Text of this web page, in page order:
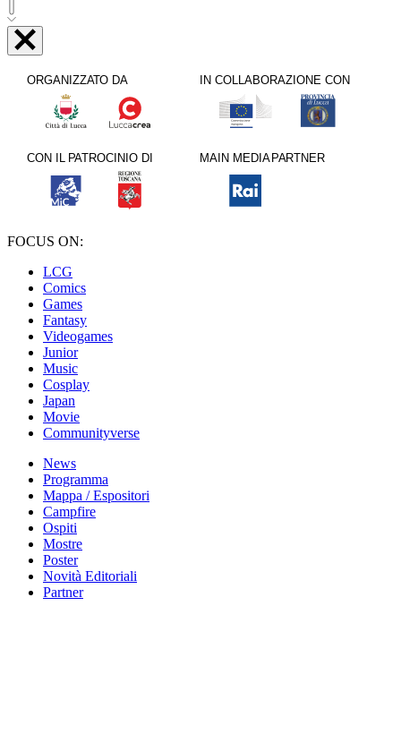
FOCUS ON:
LCG
Comics
Games
Fantasy
Videogames
Junior
Music
Cosplay
Japan
Movie
Communityverse
News
Programma
Mappa / Espositori
Campfire
Ospiti
Mostre
Poster
Novità Editoriali
Partner